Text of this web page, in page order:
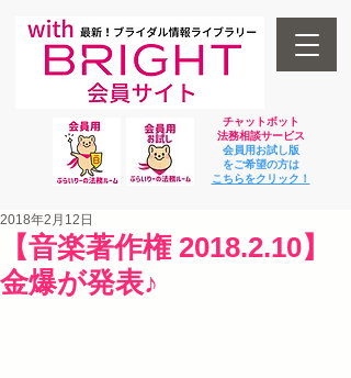
チャットボット
法務相談サービス
会員用お試し版
をご希望の方は
​こちらをクリック！
【音楽著作権 2018.2.10】
金爆が発表♪
2018年2月12日